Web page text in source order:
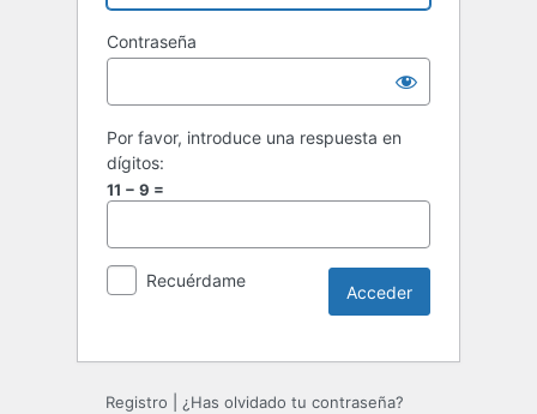
Contraseña
Por favor, introduce una respuesta en
dígitos:
11 − 9 =
Recuérdame
Registro ¿Has olvidado tu contraseña?